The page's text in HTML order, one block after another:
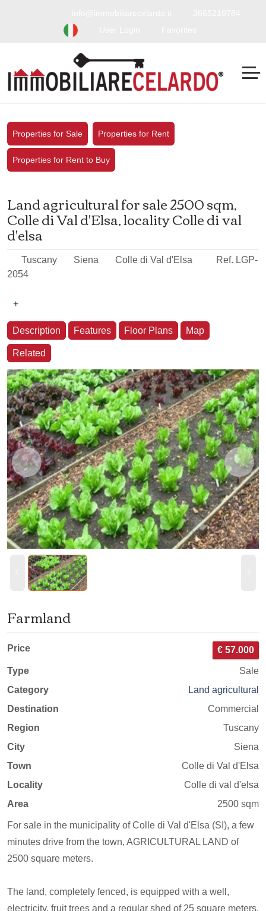
Properties for Sale Properties for Rent
Properties for Rent to Buy
Land agricultural for sale 2500 sqm,
Colle di Val d'Elsa, locality Colle di val
d'elsa
Tuscany Siena Colle di Val d'Elsa
Ref. LGP-
2054
+
Description Features Floor Plans Map
Related
Farmland
Price € 57.000
Type
Sale
Category
Land agricultural
Destination
Commercial
Region
Tuscany
City
Siena
Town
Colle di Val d'Elsa
Locality
Colle di val d'elsa
Area
2500 sqm
For sale in the municipality of Colle di Val d'Elsa (SI), a few
minutes drive from the town, AGRICULTURAL LAND of
2500 square meters.
The land, completely fenced, is equipped with a well,
electricity, fruit trees and a regular shed of 25 square meters.